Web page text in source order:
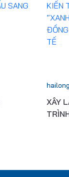
XÂY